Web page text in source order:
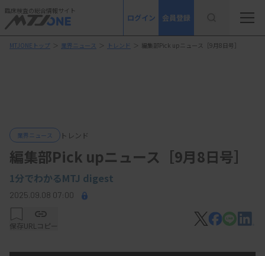
臨床検査の総合情報サイト
ログイン 会員登録
MTJONEトップ ＞ 業界ニュース ＞ トレンド ＞ 編集部Pick upニュース［9月8日号］
業界ニュース トレンド
編集部Pick upニュース［9月8日号］
1分でわかるMTJ digest
2025.09.08 07:00
保存URLコピー